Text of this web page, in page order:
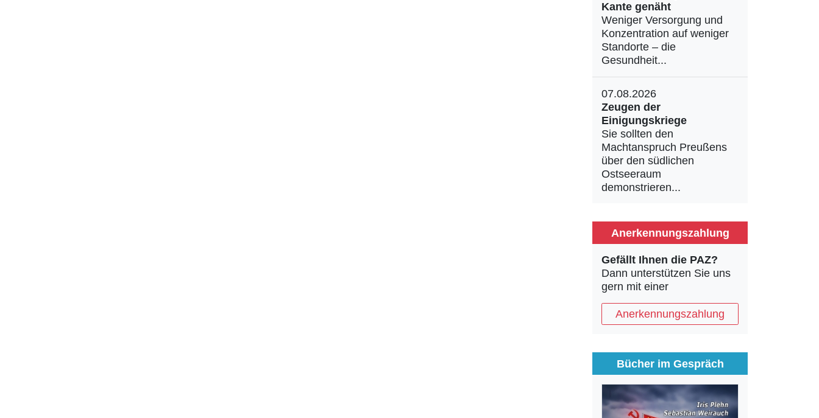
Kante genäht
Weniger Versorgung und
Konzentration auf weniger
Standorte – die
Gesundheit...
07.08.2026
Zeugen der
Einigungskriege
Sie sollten den
Machtanspruch Preußens
über den südlichen
Ostseeraum
demonstrieren...
Anerkennungszahlung
Gefällt Ihnen die PAZ?
Dann unterstützen Sie uns
gern mit einer
Anerkennungszahlung
Bücher im Gespräch